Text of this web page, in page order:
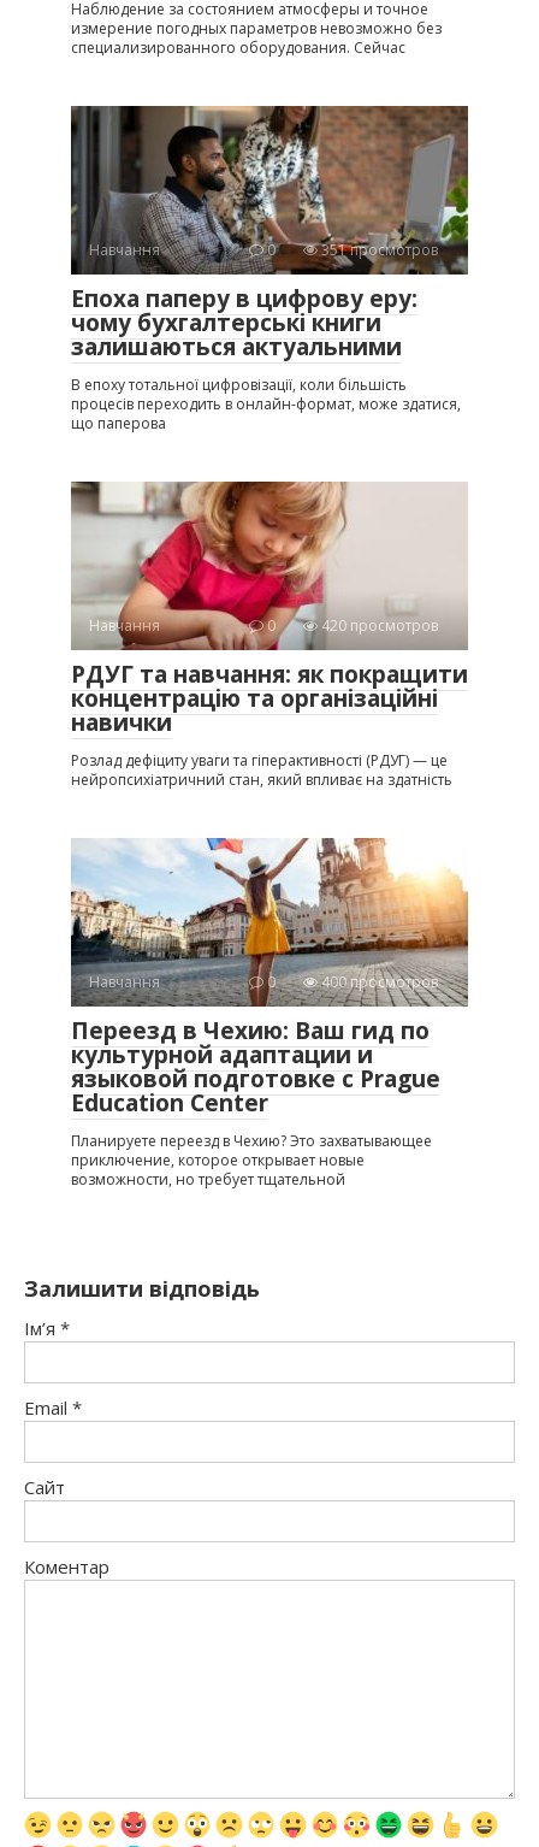
Наблюдение за состоянием атмосферы и точное
измерение погодных параметров невозможно без
специализированного оборудования. Сейчас
Навчання 0 351 просмотров
Епоха паперу в цифрову еру:
чому бухгалтерські книги
залишаються актуальними
В епоху тотальної цифровізації, коли більшість
процесів переходить в онлайн-формат, може здатися,
що паперова
Навчання 0 420 просмотров
РДУГ та навчання: як покращити
концентрацію та організаційні
навички
Розлад дефіциту уваги та гіперактивності (РДУГ) — це
нейропсихіатричний стан, який впливає на здатність
Навчання 0 400 просмотров
Переезд в Чехию: Ваш гид по
культурной адаптации и
языковой подготовке с Prague
Education Center
Планируете переезд в Чехию? Это захватывающее
приключение, которое открывает новые
возможности, но требует тщательной
Залишити відповідь
Ім’я *
Email *
Сайт
Коментар